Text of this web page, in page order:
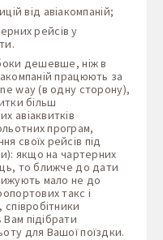
від авіакомпаній;
рейсів у
дешевше, ніж в
працюють за
way (в одну сторону),
більш
авіаквитків
програм,
своїх рейсів під
якщо на чартерних
то ближче до дати
мало не до
такс і
підібрати
для Вашої поїздки.